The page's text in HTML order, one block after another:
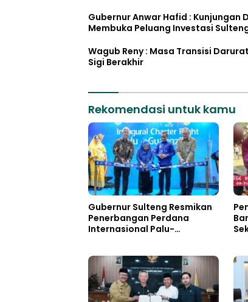
Gubernur Anwar Hafid : Kunjungan
Membuka Peluang Investasi
Wagub Reny : Masa Transisi
Sigi Berakhir
Rekomendasi untuk kamu
Gubernur Sulteng Resmikan
Penerbangan Perdana
Internasional Palu-